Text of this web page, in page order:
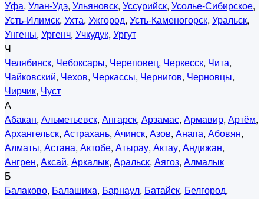
Уфа, Улан-Удэ, Ульяновск, Уссурийск, Усолье-Сибирское,
Усть-Илимск, Ухта, Ужгород, Усть-Каменогорск, Уральск,
Унгены, Ургенч, Учкудук, Ургут
Ч
Челябинск, Чебоксары, Череповец, Черкесск, Чита,
Чайковский, Чехов, Черкассы, Чернигов, Черновцы,
Чирчик, Чуст
А
Абакан, Альметьевск, Ангарск, Арзамас, Армавир, Артём,
Архангельск, Астрахань, Ачинск, Азов, Анапа, Абовян,
Алматы, Астана, Актобе, Атырау, Актау, Андижан,
Ангрен, Аксай, Аркалык, Аральск, Аягоз, Алмалык
Б
Балаково, Балашиха, Барнаул, Батайск, Белгород,